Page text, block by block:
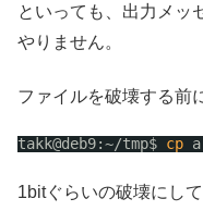
といっても、出力メッ
やりません。
ファイルを破壊する前
takk@deb9:~/tmp$ cp
1bitぐらいの破壊にし